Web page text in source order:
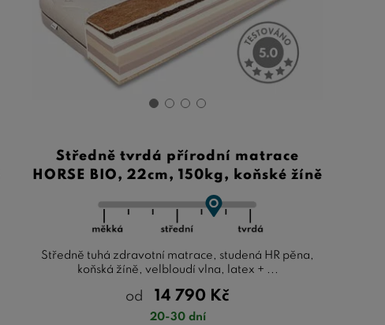
Středně tvrdá přírodní matrace
HORSE BIO, 22cm, 150kg, koňské žíně
Středně tuhá zdravotní matrace, studená HR pěna,
koňská žíně, velbloudí vlna, latex + ...
od 14 790 Kč
20-30 dní